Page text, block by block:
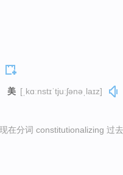
美 [ˌkɑːnstɪˈtjuːʃənəˌlaɪz]
在分词 constitutionalizing 过